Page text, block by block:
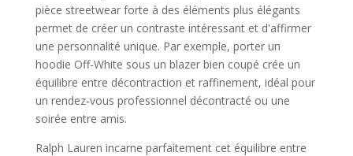
pièce streetwear forte à des éléments plus élégants
permet de créer un contraste intéressant et d'affirmer
une personnalité unique. Par exemple, porter un
hoodie Off-White sous un blazer bien coupé crée un
équilibre entre décontraction et raffinement, idéal pour
un rendez-vous professionnel décontracté ou une
soirée entre amis.
Ralph Lauren incarne parfaitement cet équilibre entre